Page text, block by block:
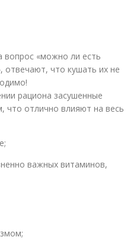
вопрос «можно ли есть
отвечают, что кушать их не
рациона засушенные
что отлично влияют на весь
важных витаминов,